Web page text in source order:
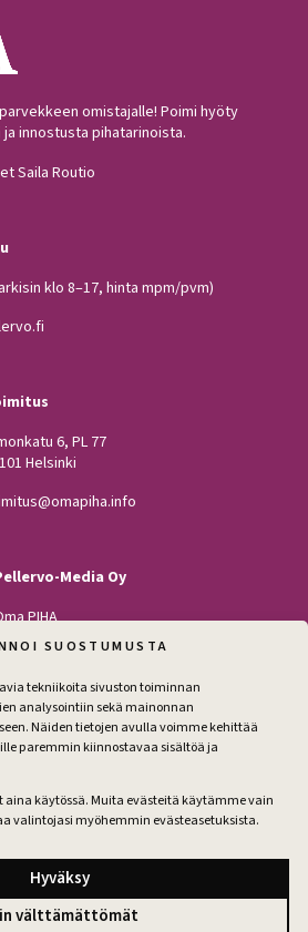
SUOSTUMUSTA
tekniikoita sivuston toiminnan
analysointiin sekä mainonnan
Näiden tietojen avulla voimme kehittää
paremmin kiinnostavaa sisältöä ja
käytössä. Muita evästeitä käytämme vain
valintojasi myöhemmin evästeasetuksista.
Hyväksy
välttämättömät
omistajalle! Poimi hyöty
innostusta pihatarinoista.
Saila Routio
klo 8–17, hinta mpm/pvm)
6, PL 77
Helsinki
Media Oy
PIHA
Pellervo
Maatilan Pellervo
Facebook
Instagram